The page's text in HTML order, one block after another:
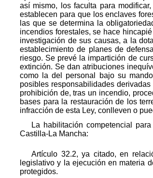
así mismo, los faculta para
establecen para que los enclaves
las que se determina la
incendios forestales, se hace
investigación de sus causas, a la
establecimiento de planes de
riesgo. Se prevé la impartición de
extinción. Se dan atribuciones
como la del personal bajo su
posibles responsabilidades
prohibición de, tras un incendio,
bases para la restauración de los
infracción de esta Ley, conlleven o
La habilitación competencial
Castilla-La Mancha:
Artículo 32.2, ya citado, en
legislativo y la ejecución en materia
protegidos.